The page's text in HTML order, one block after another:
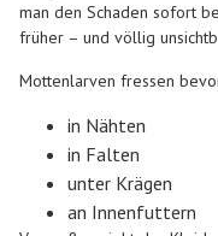
man den Schaden sofort
früher – und völlig
Mottenlarven fressen
in Nähten
in Falten
unter Krägen
an Innenfuttern